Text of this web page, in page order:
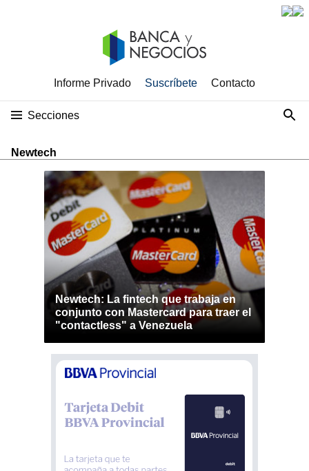
Informe Privado Suscríbete Contacto
Secciones
Newtech
Newtech: La fintech que trabaja en
conjunto con Mastercard para traer el
"contactless" a Venezuela